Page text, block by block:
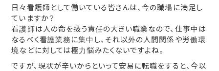
日々看護師として働いている皆さんは、今の職場に満足し
ていますか？
看護師は人の命を扱う責任の大きい職業なので、仕事中は
なるべく看護業務に集中し、それ以外の人間関係や労働環
境などに対しては極力悩みたくないですよね。
ですが、現状が辛いからといって安易に転職をすると、今以